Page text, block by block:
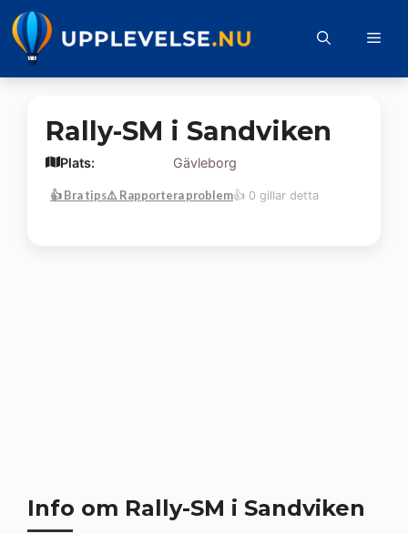
Hoppa
till
innehåll
Rally-SM i Sandviken
Plats: Gävleborg
👍 Bra tips⚠️ Rapportera problem👍 0 gillar detta
Info om Rally-SM i Sandviken